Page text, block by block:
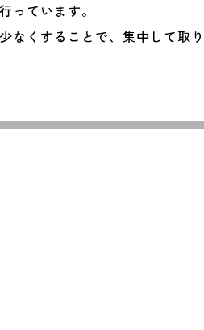
っています。
なくすることで、集中して取り